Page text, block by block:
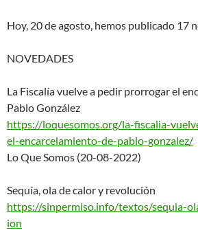
Hoy, 20 de agosto, hemos publicado 17
NOVEDADES
La Fiscalía vuelve a pedir prorrogar el
Pablo González
https://loquesomos.org/la-fiscalia-
el-encarcelamiento-de-pablo-gonzalez/
Lo Que Somos (20-08-2022)
Sequía, ola de calor y revolución
https://sinpermiso.info/textos/sequia-
ion